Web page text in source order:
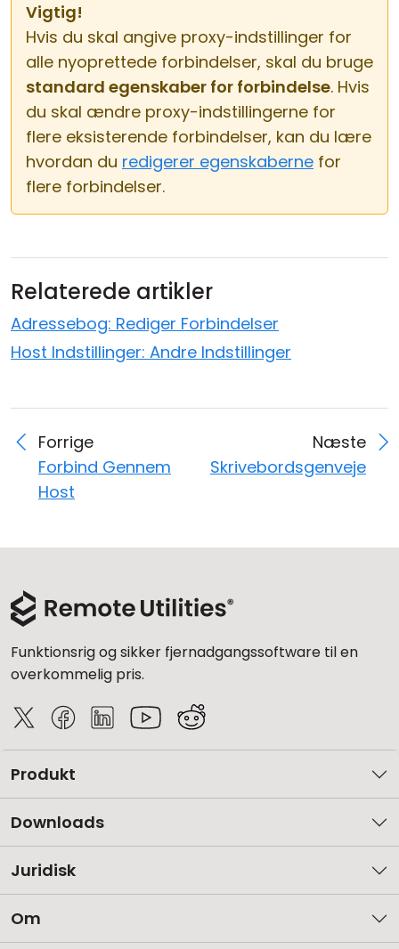
Vigtig!
Hvis du skal angive proxy-indstillinger for
alle nyoprettede forbindelser, skal du bruge
standard egenskaber for forbindelse. Hvis
du skal ændre proxy-indstillingerne for
flere eksisterende forbindelser, kan du lære
hvordan du redigerer egenskaberne for
flere forbindelser.
Relaterede artikler
Adressebog: Rediger Forbindelser
Host Indstillinger: Andre Indstillinger
Forrige
Forbind Gennem
Host
Næste
Skrivebordsgenveje
Funktionsrig og sikker fjernadgangssoftware til en
overkommelig pris.
Produkt
Downloads
Juridisk
Om